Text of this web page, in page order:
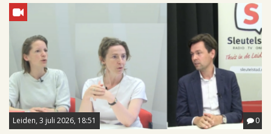
Leiden, 3 juli 2026, 18:51 0